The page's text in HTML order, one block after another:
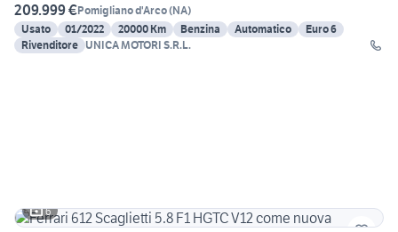
209.999 €Pomigliano d'Arco(NA)
Usato
01/2022 20000 Km Benzina Automatico
Euro 6
Rivenditore UNICA MOTORI S.R.L.
6